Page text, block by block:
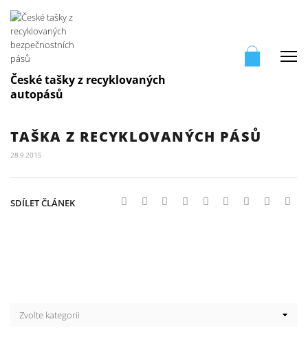
České tašky z recyklovaných
autopásů
TAŠKA Z RECYKLOVANÝCH PÁSŮ
28.9.2015
SDÍLET ČLÁNEK